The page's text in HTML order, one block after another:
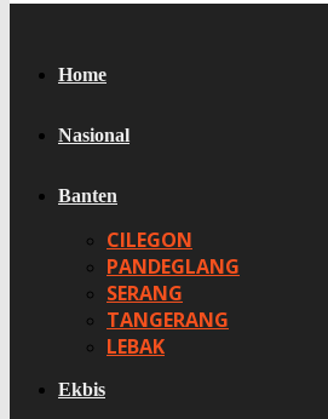
Home
Nasional
Banten
CILEGON
PANDEGLANG
SERANG
TANGERANG
LEBAK
Ekbis